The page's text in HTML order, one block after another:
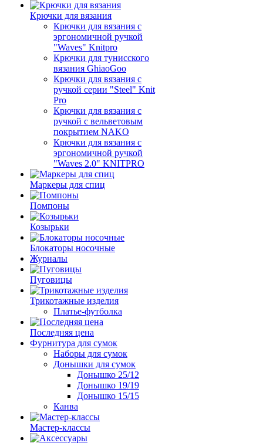
Крючки для вязания
Крючки для вязания с
эргономичной ручкой
"Waves" Knitpro
Крючки для тунисского
вязания GhiaoGoo
Крючки для вязания с
ручкой серии "Steel" Knit
Pro
Крючки для вязания с
ручкой с вельветовым
покрытием NAKO
Крючки для вязания с
эргономичной ручкой
"Waves 2.0" KNITPRO
Маркеры для спиц
Помпоны
Козырьки
Блокаторы носочные
Журналы
Пуговицы
Трикотажные изделия
Платье-футболка
Последняя цена
Фурнитура для сумок
Наборы для сумок
Донышки для сумок
Донышко 25/12
Донышко 19/19
Донышко 15/15
Канва
Мастер-классы